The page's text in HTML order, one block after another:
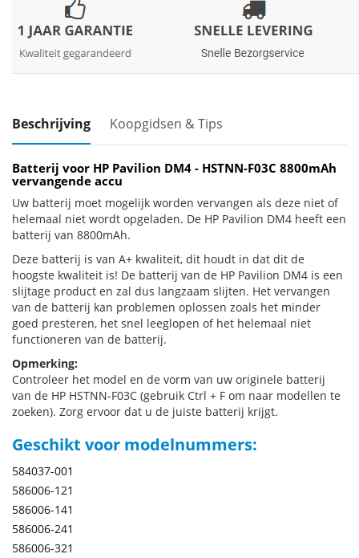
Beschrijving Koopgidsen & Tips
Batterij voor HP Pavilion DM4 - HSTNN-F03C 8800mAh
vervangende accu
Uw batterij moet mogelijk worden vervangen als deze niet of
helemaal niet wordt opgeladen. De HP Pavilion DM4 heeft een
batterij van 8800mAh.
Deze batterij is van A+ kwaliteit, dit houdt in dat dit de
hoogste kwaliteit is! De batterij van de HP Pavilion DM4 is een
slijtage product en zal dus langzaam slijten. Het vervangen
van de batterij kan problemen oplossen zoals het minder
goed presteren, het snel leeglopen of het helemaal niet
functioneren van de batterij.
Opmerking:
Controleer het model en de vorm van uw originele batterij
van de HP HSTNN-F03C (gebruik Ctrl + F om naar modellen te
zoeken). Zorg ervoor dat u de juiste batterij krijgt.
Geschikt voor modelnummers:
584037-001
586006-121
586006-141
586006-241
586006-321